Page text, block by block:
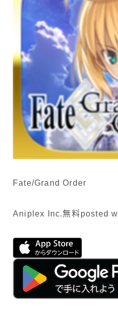
Fate/Grand Order
Aniplex Inc.無料posted